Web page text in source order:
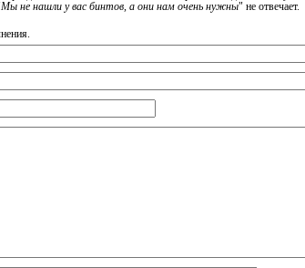
Мы не нашли у вас бинтов, а они нам очень нужны" не отвечает.